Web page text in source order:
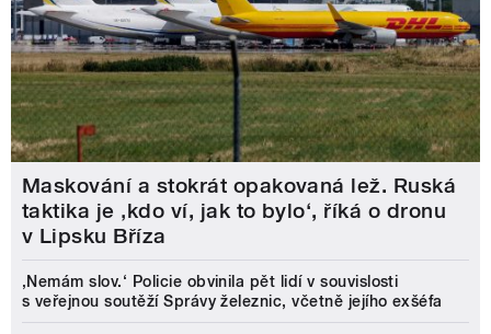
Maskování a stokrát opakovaná lež. Ruská
taktika je ‚kdo ví, jak to bylo‘, říká o dronu
v Lipsku Bříza
‚Nemám slov.‘ Policie obvinila pět lidí v souvislosti
s veřejnou soutěží Správy železnic, včetně jejího exšéfa